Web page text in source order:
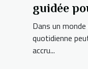
guidée
et
mental
Dans un
quotidienne
accru...